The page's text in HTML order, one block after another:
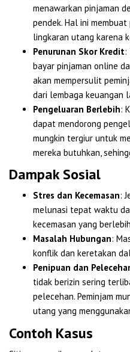
menawarkan pinjaman
pendek. Hal ini
lingkaran utang karena
Penurunan Skor Kredit:
bayar pinjaman online
akan mempersulit
dari lembaga keuangan
Pengeluaran Berlebih:
dapat mendorong
mungkin tergiur untuk
mereka butuhkan,
Dampak Sosial
Stres dan Kecemasan:
melunasi tepat waktu
kecemasan yang
Masalah Hubungan:
konflik dan keretakan
Penipuan dan
tidak berizin sering
pelecehan. Peminjam
utang yang
Contoh Kasus